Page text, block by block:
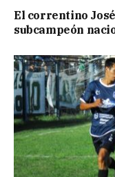
El correntino
subcampeón